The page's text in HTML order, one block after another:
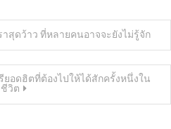
าสุดว้าว ที่หลายคนอาจจะยังไม่รู้จัก
ยอดฮิตที่ต้องไปให้ได้สักครั้งหนึ่งใน
ชีวิต